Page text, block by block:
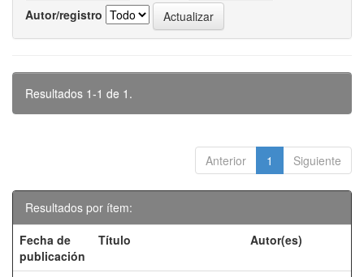
Autor/registro
Resultados 1-1 de 1.
Anterior 1 Siguiente
Resultados por ítem:
Fecha de
publicación
Título Autor(es)